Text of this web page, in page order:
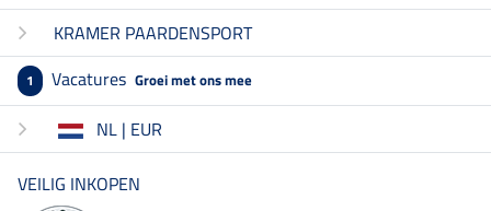
KRAMER PAARDENSPORT
1 Vacatures Groei met ons mee
NL | EUR
VEILIG INKOPEN